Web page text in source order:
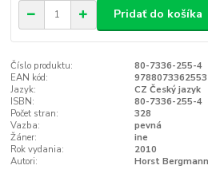
Pridať do košíka
Číslo produktu:
80-7336-255-4
EAN kód:
9788073362553
Jazyk:
CZ Český jazyk
ISBN:
80-7336-255-4
Počet stran:
328
Vazba:
pevná
Žáner:
ine
Rok vydania:
2010
Autori:
Horst